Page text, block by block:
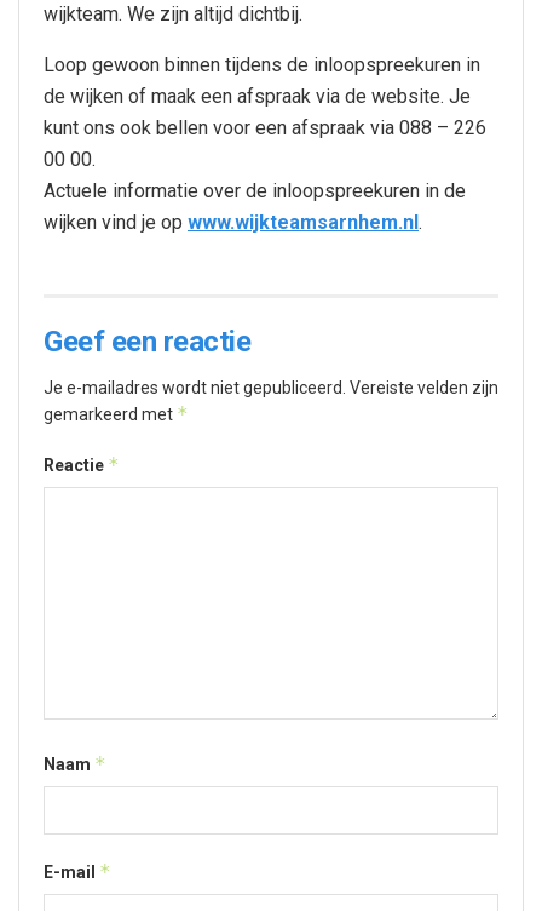
wijkteam. We zijn altijd dichtbij.
Loop gewoon binnen tijdens de inloopspreekuren in
de wijken of maak een afspraak via de website. Je
kunt ons ook bellen voor een afspraak via 088 – 226
00 00.
Actuele informatie over de inloopspreekuren in de
wijken vind je op www.wijkteamsarnhem.nl.
Geef een reactie
Je e-mailadres wordt niet gepubliceerd. Vereiste velden zijn
gemarkeerd met *
Reactie *
Naam *
E-mail *